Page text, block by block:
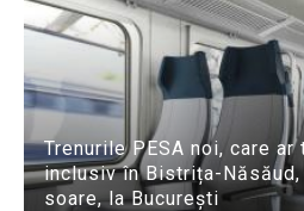
Trenurile PESA noi, care
inclusiv în Bistrița-Năsăud,
soare, la București